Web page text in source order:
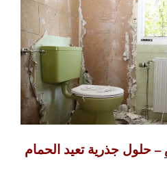
– حلول جذرية تعيد الحمام